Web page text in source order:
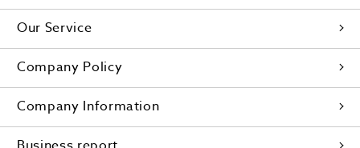
Our Service
Company Policy
Company Information